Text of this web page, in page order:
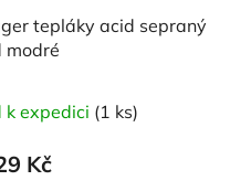
tepláky acid sepraný
modré
k expedici (1 ks)
Kč